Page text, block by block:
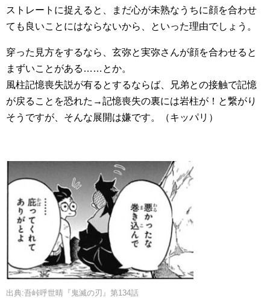
ストレートに捉えると、まだ心が未熟なうちに顔を合わせ
ても良いことにはならないから、といった理由でしょう。
穿った見方をするなら、玄弥と実弥さんが顔を合わせると
まずいことがある……とか。
風柱記憶喪失説が有るとするならば、兄弟との接触で記憶
が戻ることを恐れた→記憶喪失の裏には岩柱が！と繋がり
そうですが、そんな展開は嫌です。（キッパリ）
出典:吾峠呼世晴『鬼滅の刃』第134話